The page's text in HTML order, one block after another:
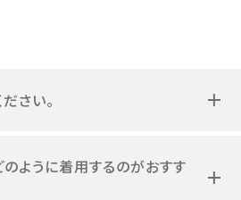
さい。
ように着用するのがおすす